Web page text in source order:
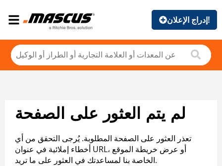
إدراج الإعلان!
لم يتم العثور على الصفحة
تعذر العثور على الصفحة المطلوبة. يُرجى التحقق من أي
أخطاء إملائية في عنوان URL، أو عرض خريطة الموقع
الخاصة بنا لمساعدتك في العثور على ما تريد.